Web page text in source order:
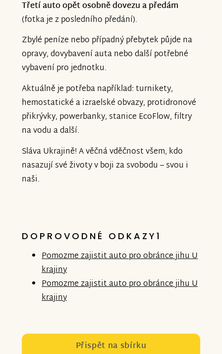
Třetí auto opět osobně dovezu a předám
(fotka je z posledního předání).
Zbylé peníze nebo případný přebytek půjde na
opravy, dovybavení auta nebo další potřebné
vybavení pro jednotku.
Aktuálně je potřeba například: turnikety,
hemostatické a izraelské obvazy, protidronové
přikrývky, powerbanky, stanice EcoFlow, filtry
na vodu a další.
Sláva Ukrajině! A věčná vděčnost všem, kdo
nasazují své životy v boji za svobodu – svou i
naši.
DOPROVODNÉ ODKAZY1
Pomozme zajistit auto pro obránce jihu U
krajiny
Pomozme zajistit auto pro obránce jihu U
krajiny
Přispět na sbírku